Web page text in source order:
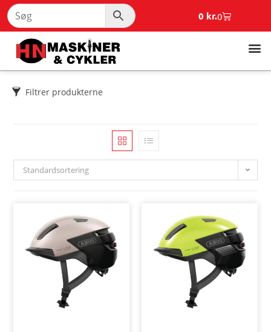
0 kr.0
Filtrer produkterne
Standardsortering